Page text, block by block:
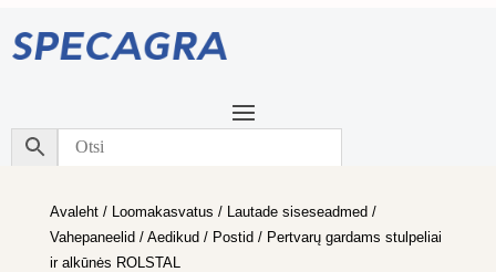
Avaleht/ Loomakasvatus / Lautade siseseadmed /
Vahepaneelid / Aedikud / Postid / Pertvarų gardams stulpeliai
ir alkūnės ROLSTAL